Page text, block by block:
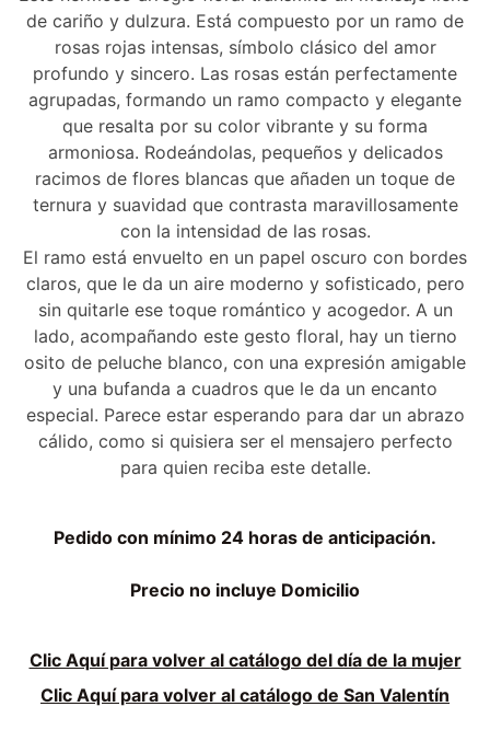
de cariño y dulzura. Está compuesto por un ramo de
rosas rojas intensas, símbolo clásico del amor
profundo y sincero. Las rosas están perfectamente
agrupadas, formando un ramo compacto y elegante
que resalta por su color vibrante y su forma
armoniosa. Rodeándolas, pequeños y delicados
racimos de flores blancas que añaden un toque de
ternura y suavidad que contrasta maravillosamente
con la intensidad de las rosas.
El ramo está envuelto en un papel oscuro con bordes
claros, que le da un aire moderno y sofisticado, pero
sin quitarle ese toque romántico y acogedor. A un
lado, acompañando este gesto floral, hay un tierno
osito de peluche blanco, con una expresión amigable
y una bufanda a cuadros que le da un encanto
especial. Parece estar esperando para dar un abrazo
cálido, como si quisiera ser el mensajero perfecto
para quien reciba este detalle.
Pedido con mínimo 24 horas de anticipación.
Precio no incluye Domicilio
Clic Aquí para volver al catálogo del día de la mujer
Clic Aquí para volver al catálogo de San Valentín